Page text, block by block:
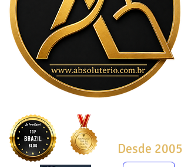
Desde 2005